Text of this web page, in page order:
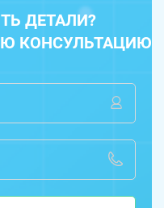
ДЕТАЛИ?
КОНСУЛЬТАЦИЮ